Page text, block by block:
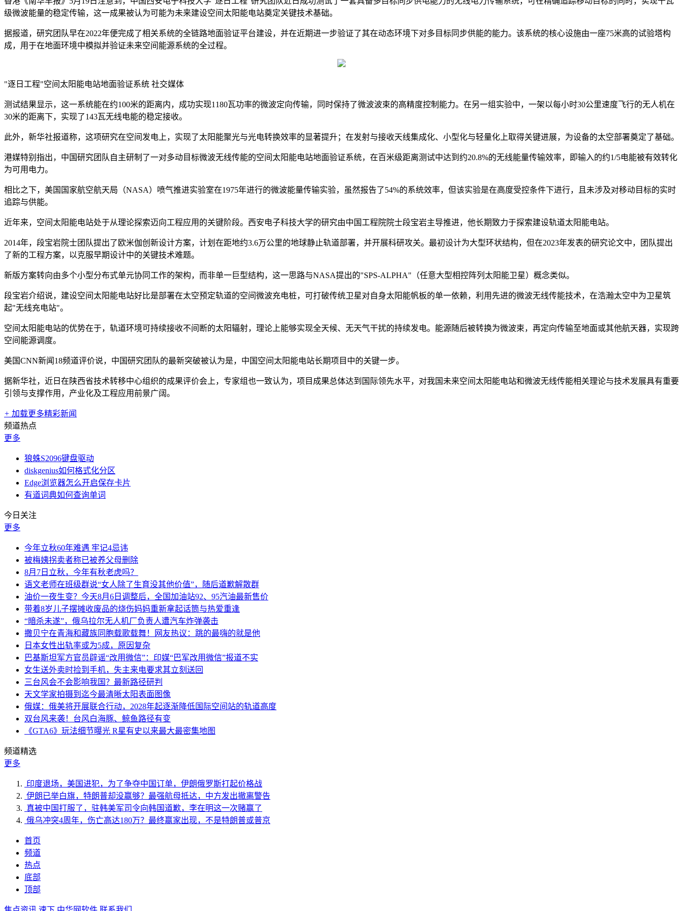
级微波能量的稳定传输，这一成果被认为可能为未来建设空间太阳能电站奠定关键技术基础。
据报道，研究团队早在2022年便完成了相关系统的全链路地面验证平台建设，并在近期进一步验证了其在动态环境下对多目标同步供能的能力。该系统的核心设施由一座75米高的试验塔构
成，用于在地面环境中模拟并验证未来空间能源系统的全过程。
"逐日工程"空间太阳能电站地面验证系统 社交媒体
测试结果显示，这一系统能在约100米的距离内，成功实现1180瓦功率的微波定向传输，同时保持了微波波束的高精度控制能力。在另一组实验中，一架以每小时30公里速度飞行的无人机在
30米的距离下，实现了143瓦无线电能的稳定接收。
此外，新华社报道称，这项研究在空间发电上，实现了太阳能聚光与光电转换效率的显著提升；在发射与接收天线集成化、小型化与轻量化上取得关键进展，为设备的太空部署奠定了基础。
港媒特别指出，中国研究团队自主研制了一对多动目标微波无线传能的空间太阳能电站地面验证系统，在百米级距离测试中达到约20.8%的无线能量传输效率，即输入的约1/5电能被有效转化
为可用电力。
相比之下，美国国家航空航天局（NASA）喷气推进实验室在1975年进行的微波能量传输实验，虽然报告了54%的系统效率，但该实验是在高度受控条件下进行，且未涉及对移动目标的实时
追踪与供能。
近年来，空间太阳能电站处于从理论探索迈向工程应用的关键阶段。西安电子科技大学的研究由中国工程院院士段宝岩主导推进，他长期致力于探索建设轨道太阳能电站。
2014年，段宝岩院士团队提出了欧米伽创新设计方案，计划在距地约3.6万公里的地球静止轨道部署，并开展科研攻关。最初设计为大型环状结构，但在2023年发表的研究论文中，团队提出
了新的工程方案，以克服早期设计中的关键技术难题。
新版方案转向由多个小型分布式单元协同工作的架构，而非单一巨型结构，这一思路与NASA提出的"SPS-ALPHA"（任意大型相控阵列太阳能卫星）概念类似。
段宝岩介绍说，建设空间太阳能电站好比是部署在太空预定轨道的空间微波充电桩，可打破传统卫星对自身太阳能帆板的单一依赖，利用先进的微波无线传能技术，在浩瀚太空中为卫星筑
起"无线充电站"。
空间太阳能电站的优势在于，轨道环境可持续接收不间断的太阳辐射，理论上能够实现全天候、无天气干扰的持续发电。能源随后被转换为微波束，再定向传输至地面或其他航天器，实现跨
空间能源调度。
美国CNN新闻18频道评价说，中国研究团队的最新突破被认为是，中国空间太阳能电站长期项目中的关键一步。
据新华社，近日在陕西省技术转移中心组织的成果评价会上，专家组也一致认为，项目成果总体达到国际领先水平，对我国未来空间太阳能电站和微波无线传能相关理论与技术发展具有重要
引领与支撑作用，产业化及工程应用前景广阔。
+ 加载更多精彩新闻
频道热点
更多
狼蛛S2096键盘驱动
diskgenius如何格式化分区
Edge浏览器怎么开启保存卡片
有道词典如何查询单词
今日关注
更多
今年立秋60年难遇 牢记4忌讳
被梅姨拐卖者称已被养父母删除
8月7日立秋，今年有秋老虎吗？
语文老师在班级群说“女人除了生育没其他价值”，随后道歉解散群
油价一夜生变？今天8月6日调整后，全国加油站92、95汽油最新售价
带着8岁儿子摆摊收废品的烧伤妈妈重新拿起话筒与热爱重逢
“暗杀未遂”，俄乌拉尔无人机厂负责人遭汽车炸弹袭击
撒贝宁在青海和藏族同胞载歌载舞！网友热议：跳的最嗨的就是他
日本女性出轨率或为5成，原因复杂
巴基斯坦军方官员辟谣“改用微信”：印媒“巴军改用微信”报道不实
女生送外卖时捡到手机，失主来电要求其立刻送回
三台风会不会影响我国？最新路径研判
天文学家拍摄到迄今最清晰太阳表面图像
俄媒：俄美将开展联合行动，2028年起逐渐降低国际空间站的轨道高度
双台风来袭！台风白海豚、鲸鱼路径有变
《GTA6》玩法细节曝光 R星有史以来最大最密集地图
频道精选
更多
印度退场，美国进犯，为了争夺中国订单，伊朗俄罗斯打起价格战
伊朗已举白旗，特朗普却没赢够？最强航母抵达，中方发出撤离警告
真被中国打服了，驻韩美军司令向韩国道歉，李在明这一次赌赢了
俄乌冲突4周年，伤亡高达180万？最终赢家出现，不是特朗普或普京
首页
频道
热点
底部
顶部